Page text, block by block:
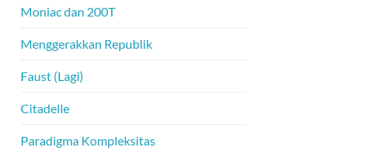
Moniac dan 200T
Menggerakkan Republik
Faust (Lagi)
Citadelle
Paradigma Kompleksitas